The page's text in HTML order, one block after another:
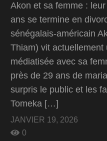
Akon et sa femme :
ans se termine en
sénégalais-américain
Thiam) vit actuellement
médiatisée avec sa
près de 29 ans de
surpris le public et les
Tomeka […]
JANVIER 19, 2026
0